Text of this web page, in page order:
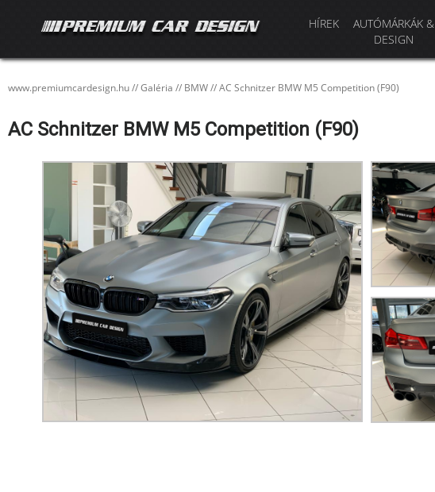
HÍREK
AUTÓMÁRKÁK &
DESIGN
www.premiumcardesign.hu//Galéria // BMW//AC Schnitzer BMW M5 Competition (F90)
AC Schnitzer BMW M5 Competition (F90)